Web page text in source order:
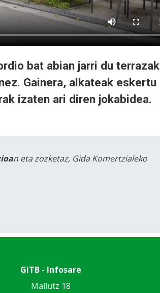
bat abian jarri du terrazak
Gainera, alkateak eskertu
izaten ari diren jokabidea.
n eta zozketaz, Gida Komertzialeko
GiTB - Infosare
Mallutz 18